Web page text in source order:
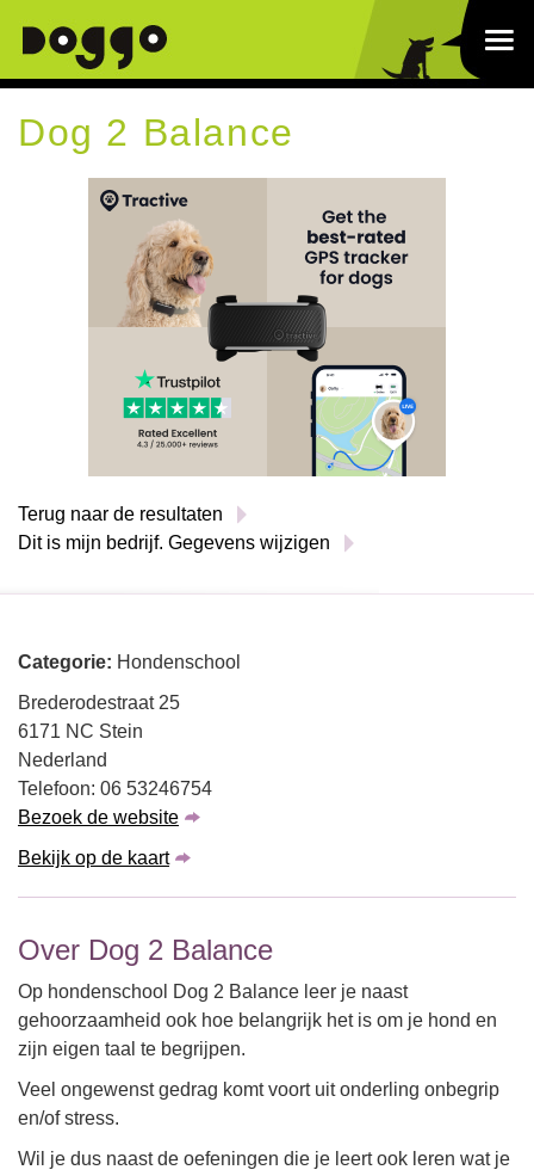
Dog 2 Balance
Terug naar de resultaten
Dit is mijn bedrijf. Gegevens wijzigen
Categorie: Hondenschool
Brederodestraat 25
6171 NC Stein
Nederland
Telefoon: 06 53246754
Bezoek de website
Bekijk op de kaart
Over Dog 2 Balance
Op hondenschool Dog 2 Balance leer je naast
gehoorzaamheid ook hoe belangrijk het is om je hond en
zijn eigen taal te begrijpen.
Veel ongewenst gedrag komt voort uit onderling onbegrip
en/of stress.
Wil je dus naast de oefeningen die je leert ook leren wat je